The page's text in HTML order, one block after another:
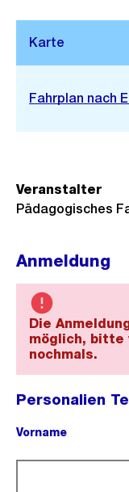
Stadtplan 3D
Externer
Fahrplan nach
Veranstalter
Pädagogisches
Anmeldung
Die
möglich, bitte
nochmals.
Personalien
Vorname